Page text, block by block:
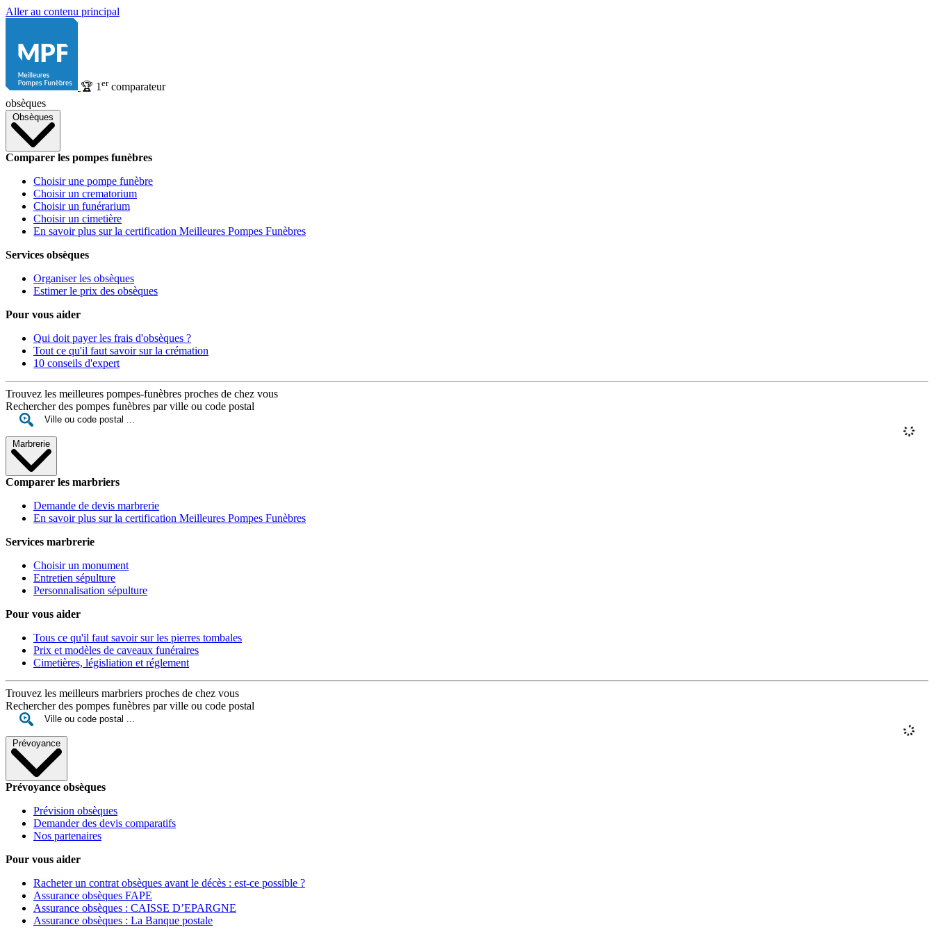
Aller au contenu principal
🏆 1 ercomparateur
obsèques
Obsèques
Comparer les pompes funèbres
Choisir une pompe funèbre
Choisir un crematorium
Choisir un funérarium
Choisir un cimetière
En savoir plus sur la certification Meilleures Pompes Funèbres
Services obsèques
Organiser les obsèques
Estimer le prix des obsèques
Pour vous aider
Qui doit payer les frais d'obsèques ?
Tout ce qu'il faut savoir sur la crémation
10 conseils d'expert
Trouvez les meilleures pompes-funèbres proches de chez vous
Rechercher des pompes funèbres par ville ou code postal
Marbrerie
Comparer les marbriers
Demande de devis marbrerie
En savoir plus sur la certification Meilleures Pompes Funèbres
Services marbrerie
Choisir un monument
Entretien sépulture
Personnalisation sépulture
Pour vous aider
Tous ce qu'il faut savoir sur les pierres tombales
Prix et modèles de caveaux funéraires
Cimetières, législiation et réglement
Trouvez les meilleurs marbriers proches de chez vous
Rechercher des pompes funèbres par ville ou code postal
Prévoyance
Prévoyance obsèques
Prévision obsèques
Demander des devis comparatifs
Nos partenaires
Pour vous aider
Racheter un contrat obsèques avant le décès : est-ce possible ?
Assurance obsèques FAPE
Assurance obsèques : CAISSE D’EPARGNE
Assurance obsèques : La Banque postale